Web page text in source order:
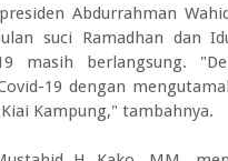
Abdurrahman
suci Ramadhan dan
masih berlangsung.
19 dengan
Kampung," tambahnya.